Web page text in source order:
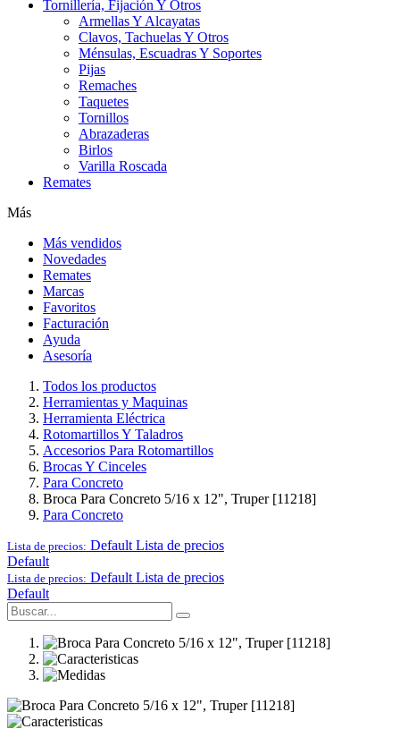
Tornillería, Fijación Y Otros
Armellas Y Alcayatas
Clavos, Tachuelas Y Otros
Ménsulas, Escuadras Y Soportes
Pijas
Remaches
Taquetes
Tornillos
Abrazaderas
Birlos
Varilla Roscada
Remates
Más
Más vendidos
Novedades
Remates
Marcas
Favoritos
Facturación
Ayuda
Asesoría
Todos los productos
Herramientas y Maquinas
Herramienta Eléctrica
Rotomartillos Y Taladros
Accesorios Para Rotomartillos
Brocas Y Cinceles
Para Concreto
Broca Para Concreto 5/16 x 12", Truper [11218]
Para Concreto
Lista de precios: Default Lista de precios
Default
Lista de precios: Default Lista de precios
Default